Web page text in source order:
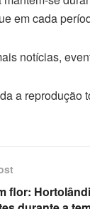
em cada
notícias,
a reprodução
flor: